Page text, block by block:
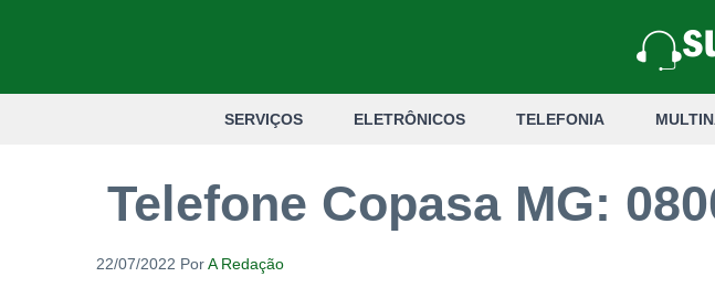
SERVIÇOS ELETRÔNICOS TELEFONIA
Telefone Copasa MG:
22/07/2022 PorA Redação